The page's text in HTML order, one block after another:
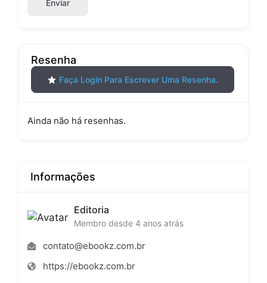
Enviar
Resenha
Faça Login Para Escrever Uma Resenha.
Ainda não há resenhas.
Informações
Editoria
Membro desde 4 anos atrás
contato@ebookz.com.br
https://ebookz.com.br